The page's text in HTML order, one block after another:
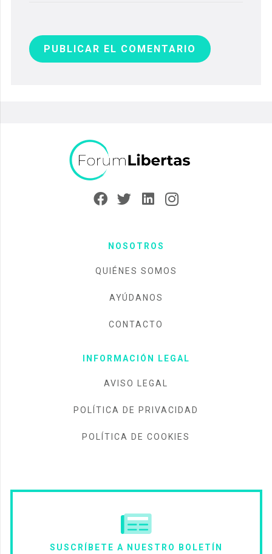
PUBLICAR EL COMENTARIO
NOSOTROS
QUIÉNES SOMOS
AYÚDANOS
CONTACTO
INFORMACIÓN LEGAL
AVISO LEGAL
POLÍTICA DE PRIVACIDAD
POLÍTICA DE COOKIES
SUSCRÍBETE A NUESTRO BOLETÍN